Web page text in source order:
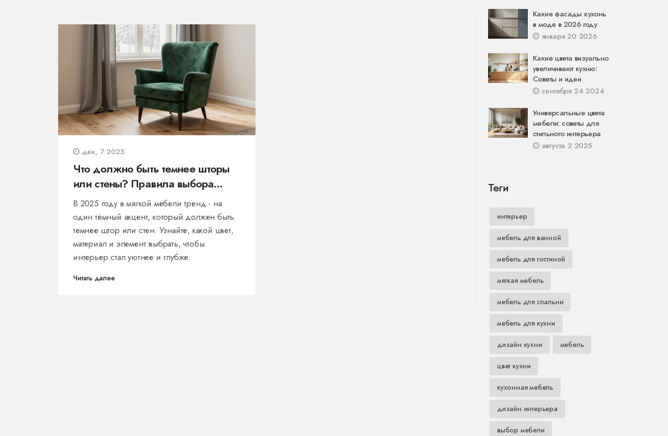
дек, 7 2025
Что должно быть темнее шторы
или стены? Правила выбора
цвета в мягкой мебели
В 2025 году в мягкой мебели тренд - на
один тёмный акцент, который должен быть
темнее штор или стен. Узнайте, какой цвет,
материал и элемент выбрать, чтобы
интерьер стал уютнее и глубже.
Читать далее
Какие фасады кухонь
в моде в 2026 году
января 20 2026
Какие цвета визуально
увеличивают кухню:
Советы и идеи
сентября 24 2024
Универсальные цвета
мебели: советы для
стильного интерьера
августа 2 2025
Теги
интерьер
мебель для ванной
мебель для гостиной
мягкая мебель
мебель для спальни
мебель для кухни
дизайн кухни мебель
цвет кухни
кухонная мебель
дизайн интерьера
выбор мебели